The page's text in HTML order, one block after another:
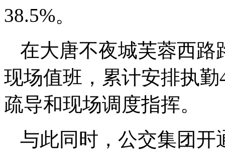
38.5%。
在大唐不夜城芙蓉西路
现场值班，累计安排执
疏导和现场调度指挥。
与此同时，公交集团开